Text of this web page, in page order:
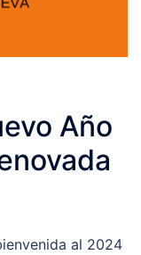
Año
al 2024